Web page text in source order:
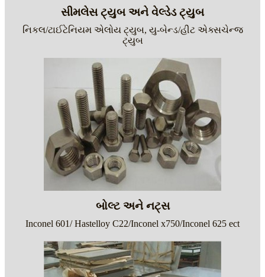
સીમલેસ ટ્યુબ અને વેલ્ડેડ ટ્યુબ
નિકલ/ટાઈટેનિયમ એલોય ટ્યુબ, યુ-બેન્ડ/હીટ એક્સચેન્જ
ટ્યુબ
બોલ્ટ અને નટ્સ
Inconel 601/ Hastelloy C22/Inconel x750/Inconel 625 ect